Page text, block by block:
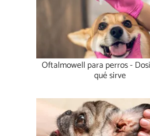
Oftalmowell para perros -
qué sirve